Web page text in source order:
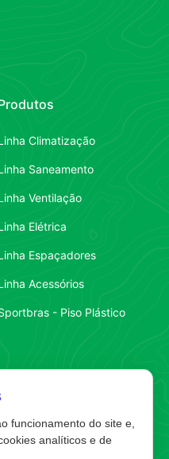
Climatização
Saneamento
Ventilação
Elétrica
Espaçadores
Acessórios
- Piso Plástico
(49) 3323-7484Contato
funcionamento do site e,
analíticos e de